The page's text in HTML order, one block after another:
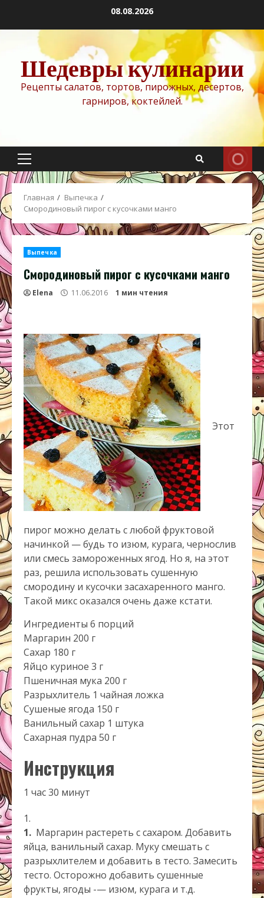
содержимому
08.08.2026
Шедевры кулинарии
Рецепты салатов, тортов, пирожных, десертов,
гарниров, коктейлей.
Основное
меню
Главная
Выпечка
Смородиновый пирог с кусочками манго
Выпечка
Смородиновый пирог с кусочками манго
Elena 11.06.2016 1 мин чтения
Этот
пирог можно делать с любой фруктовой
начинкой — будь то изюм, курага, чернослив
или смесь замороженных ягод. Но я, на этот
раз, решила использовать сушенную
смородину и кусочки засахаренного манго.
Такой микс оказался очень даже кстати.
Ингредиенты 6 порций
Маргарин 200 г
Сахар 180 г
Яйцо куриное 3 г
Пшеничная мука 200 г
Разрыхлитель 1 чайная ложка
Сушеные ягода 150 г
Ванильный сахар 1 штука
Сахарная пудра 50 г
Инструкция
1 час 30 минут
1. Маргарин растереть с сахаром. Добавить
яйца, ванильный сахар. Муку смешать с
разрыхлителем и добавить в тесто. Замесить
тесто. Осторожно добавить сушенные
фрукты, ягоды -— изюм, курага и т.д.